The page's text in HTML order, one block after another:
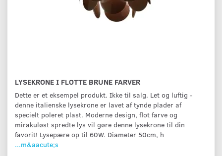
LYSEKRONE I FLOTTE BRUNE FARVER
Dette er et eksempel produkt. Ikke til salg. Let og luftig -
denne italienske lysekrone er lavet af tynde plader af
specielt poleret plast. Moderne design, flot farve og
mirakuløst spredte lys vil gøre denne lysekrone til din
favorit! Lysepære op til 60W. Diameter 50cm, h
...m&aacute;s